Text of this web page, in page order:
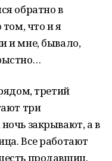
обратно в
что и я
и мне, бывало,
третий
три
закрывают, а в
Все работают
продавщиц.